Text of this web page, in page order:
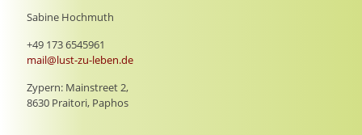
Sabine Hochmuth
+49 173 6545961
mail@lust-zu-leben.de
Zypern: Mainstreet 2,
8630 Praitori, Paphos